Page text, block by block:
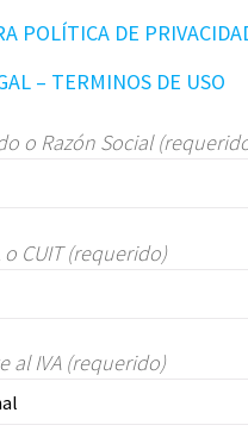
POLÍTICA DE
– TERMINOS DE USO
o Razón Social
CUIT (requerido)
al IVA (requerido)